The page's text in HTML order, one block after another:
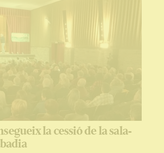
la cessió de la sala-